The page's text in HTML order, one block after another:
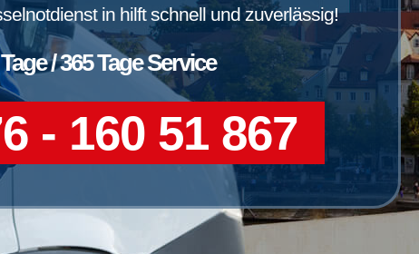
in hilft schnell und zuverlässig!
/ 365 Tage Service
- 160 51 867